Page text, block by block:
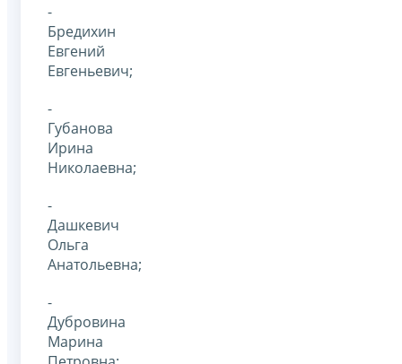
-
Бредихин
Евгений
Евгеньевич;
-
Губанова
Ирина
Николаевна;
-
Дашкевич
Ольга
Анатольевна;
-
Дубровина
Марина